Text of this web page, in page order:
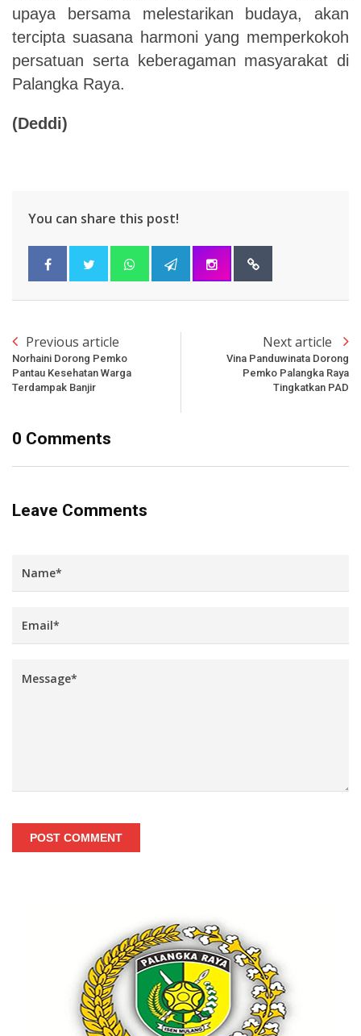
upaya bersama melestarikan budaya, akan
tercipta suasana harmoni yang memperkokoh
persatuan serta keberagaman masyarakat di
Palangka Raya.
(Deddi)
You can share this post!
Previous article
Norhaini Dorong Pemko
Pantau Kesehatan Warga
Terdampak Banjir
Next article
Vina Panduwinata Dorong
Pemko Palangka Raya
Tingkatkan PAD
0 Comments
Leave Comments
POST COMMENT